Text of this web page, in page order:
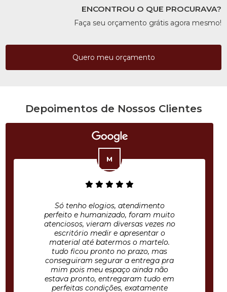
ENCONTROU O QUE PROCURAVA?
Faça seu orçamento grátis agora mesmo!
Quero meu orçamento
Depoimentos de Nossos Clientes
Só tenho elogios, atendimento
perfeito e humanizado, foram muito
atenciosos, vieram diversas vezes no
escritório medir e apresentar o
material até batermos o martelo.
tudo ficou pronto no prazo, mas
conseguiram segurar a entrega pra
mim pois meu espaço ainda não
estava pronto, entregaram tudo em
perfeitas condições, exatamente